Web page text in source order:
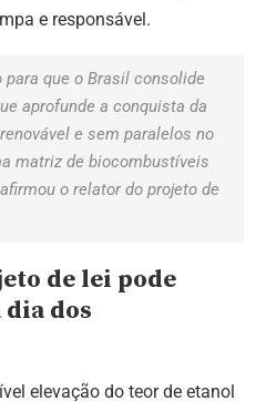
e responsável.
para que o Brasil consolide
aprofunde a conquista da
e sem paralelos no
matriz de biocombustíveis
o relator do projeto de
de lei pode
dos
elevação do teor de etanol